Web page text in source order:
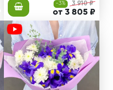
-3% 3 910 ₽
от 3 805 ₽